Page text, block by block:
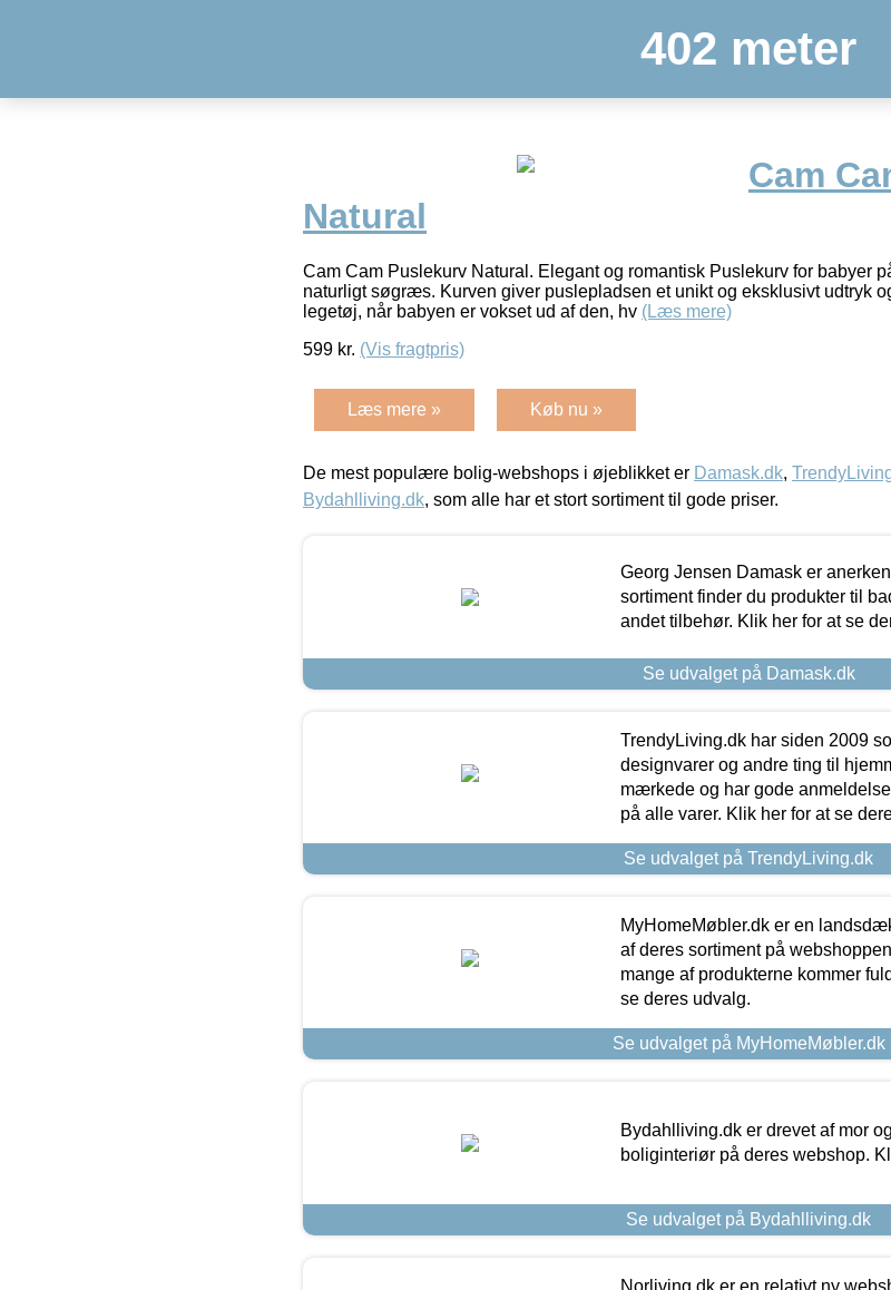
402 meter
Cam
Natural
Cam Cam Puslekurv Natural. Elegant og romantisk Puslekurv for babyer
naturligt søgræs. Kurven giver puslepladsen et unikt og eksklusivt udtryk
legetøj, når babyen er vokset ud af den, hv (Læs mere)
599 kr. (Vis fragtpris)
Læs mere » Køb nu »
De mest populære bolig-webshops i øjeblikket er Damask.dk,
Bydahlliving.dk, som alle har et stort sortiment til gode priser.
Georg Jensen Damask er
sortiment finder du produkter til
andet tilbehør. Klik her for at se
Se udvalget på Damask.dk
TrendyLiving.dk har siden 2009
designvarer og andre ting til
mærkede og har gode
på alle varer. Klik her for at se
Se udvalget på TrendyLiving.dk
MyHomeMøbler.dk er en
af deres sortiment på
mange af produkterne kommer
se deres udvalg.
Se udvalget på MyHomeMøbler.dk
Bydahlliving.dk er drevet af mor
boliginteriør på deres webshop.
Se udvalget på Bydahlliving.dk
Norliving.dk er en relativt ny